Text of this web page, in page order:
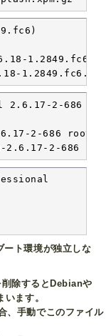
1.2849.fc6.img
2.6.17-2-686
ート環境が独立しな
除するとDebianや
ます。
、手動でこのファイル